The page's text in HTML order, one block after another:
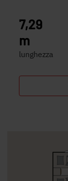
7,29
m
lunghezza